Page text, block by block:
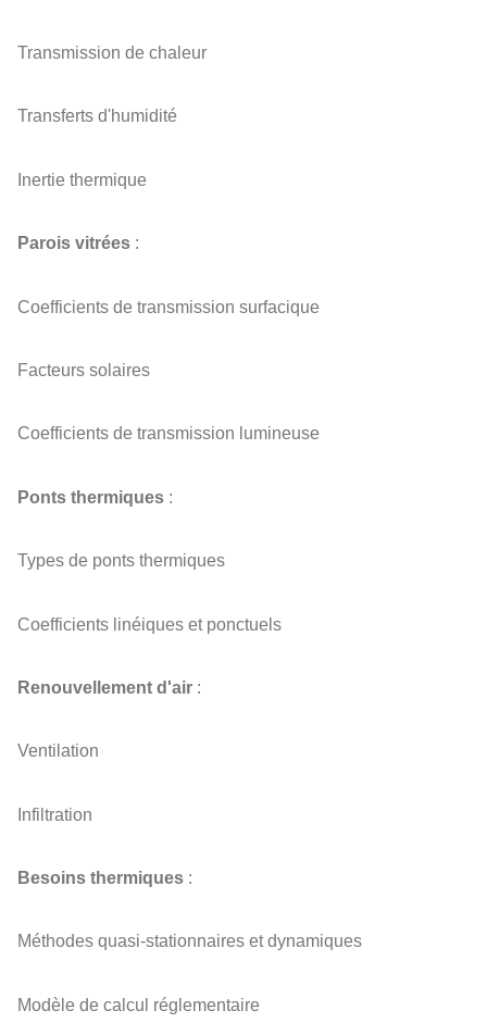
Transmission de chaleur
Transferts d'humidité
Inertie thermique
Parois vitrées :
Coefficients de transmission surfacique
Facteurs solaires
Coefficients de transmission lumineuse
Ponts thermiques :
Types de ponts thermiques
Coefficients linéiques et ponctuels
Renouvellement d'air :
Ventilation
Infiltration
Besoins thermiques :
Méthodes quasi-stationnaires et dynamiques
Modèle de calcul réglementaire